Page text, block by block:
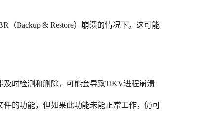
（Backup & Restore）崩溃的情况下。这可能
时检测和删除，可能会导致TiKV进程崩溃
的功能，但如果此功能未能正常工作，仍可